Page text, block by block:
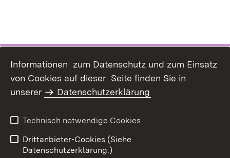
Erklärung zur
Benutzungshinweise
Informationen zum Datenschutz und zum Einsatz
von Cookies auf dieser Seite finden Sie in
unserer
Datenschutzerklärung
Technisch notwendige Cookies
Drittanbieter-Cookies (Siehe
Datenschutzerklärung.)